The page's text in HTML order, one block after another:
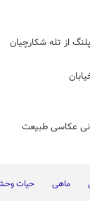
از تله شکارچیان
عکاسی طبیعت
ماهی حیات